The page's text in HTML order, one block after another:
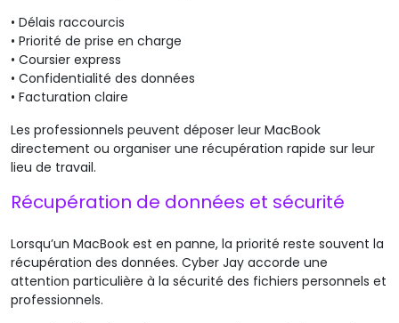
• Délais raccourcis
• Priorité de prise en charge
• Coursier express
• Confidentialité des données
• Facturation claire
Les professionnels peuvent déposer leur MacBook
directement ou organiser une récupération rapide sur leur
lieu de travail.
Récupération de données et sécurité
Lorsqu’un MacBook est en panne, la priorité reste souvent la
récupération des données. Cyber Jay accorde une
attention particulière à la sécurité des fichiers personnels et
professionnels.